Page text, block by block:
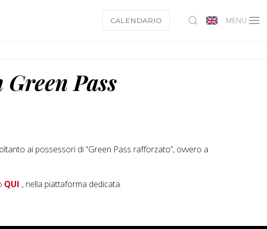
CALENDARIO MENU
Pass
ai possessori di “Green Pass rafforzato”, ovvero a
QUI , nella piattaforma dedicata.